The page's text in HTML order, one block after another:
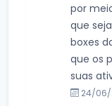
por
que
boxes
que os
suas
24/06/